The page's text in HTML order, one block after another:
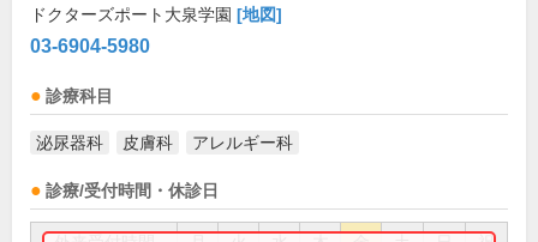
ドクターズポート大泉学園 [地図]
03-6904-5980
診療科目
泌尿器科 皮膚科 アレルギー科
診療/受付時間・休診日